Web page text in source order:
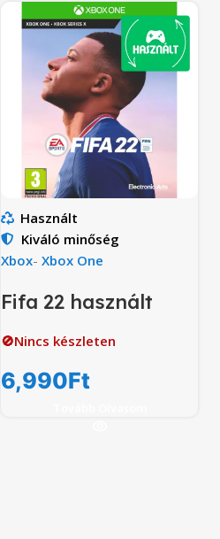
Használt
Kiváló minőség
Xbox- Xbox One
Fifa 22 használt
🚫Nincs készleten
6,990Ft